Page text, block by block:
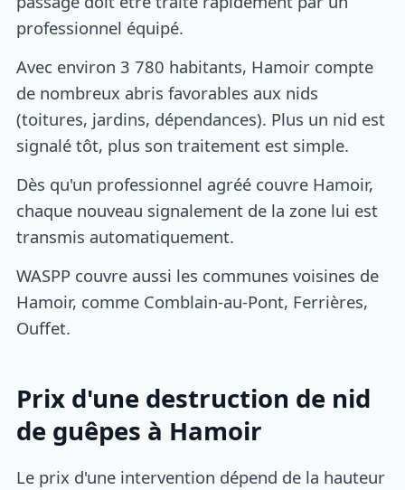
professionnel équipé.
Avec environ 3 780 habitants, Hamoir compte
de nombreux abris favorables aux nids
(toitures, jardins, dépendances). Plus un nid est
signalé tôt, plus son traitement est simple.
Dès qu'un professionnel agréé couvre Hamoir,
chaque nouveau signalement de la zone lui est
transmis automatiquement.
WASPP couvre aussi les communes voisines de
Hamoir, comme Comblain-au-Pont, Ferrières,
Ouffet.
Prix d'une destruction de nid
de guêpes à Hamoir
Le prix d'une intervention dépend de la hauteur